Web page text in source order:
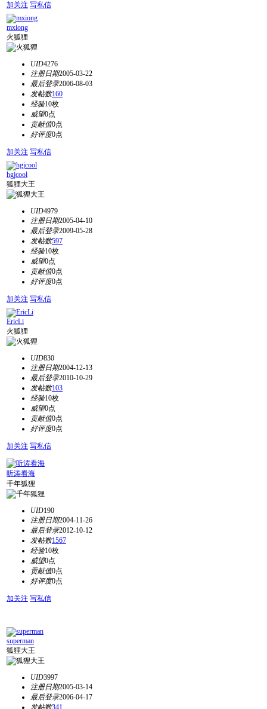
加关注 写私信
mxiong
火狐狸
UID4276
注册日期2005-03-22
最后登录2006-08-03
发帖数160
经验10枚
威望0点
贡献值0点
好评度0点
加关注 写私信
hgjcool
狐狸大王
UID4979
注册日期2005-04-10
最后登录2009-05-28
发帖数597
经验10枚
威望0点
贡献值0点
好评度0点
加关注 写私信
EricLi
火狐狸
UID830
注册日期2004-12-13
最后登录2010-10-29
发帖数103
经验10枚
威望0点
贡献值0点
好评度0点
加关注 写私信
听涛看海
千年狐狸
UID190
注册日期2004-11-26
最后登录2012-10-12
发帖数1567
经验10枚
威望0点
贡献值0点
好评度0点
加关注 写私信
superman
狐狸大王
UID3997
注册日期2005-03-14
最后登录2006-04-17
发帖数341